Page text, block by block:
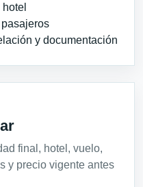
y documentación
final, hotel, vuelo,
y precio vigente antes